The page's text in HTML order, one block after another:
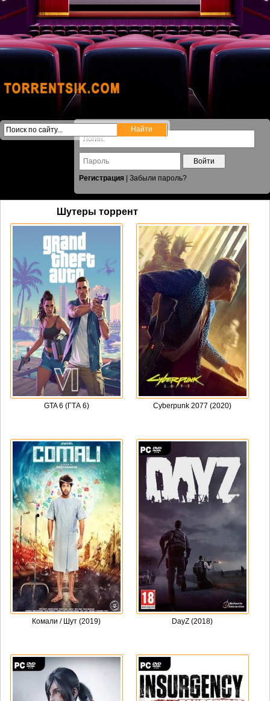
Войти
Регистрация
Забыли пароль?
Шутеры торрент
GTA 6 (ГТА 6) Cyberpunk 2077 (2020)
Комали / Шут (2019) DayZ (2018)